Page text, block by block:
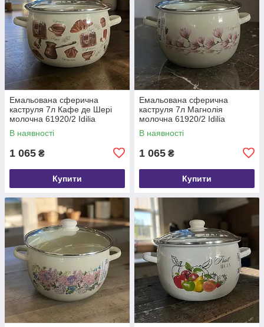
Емальована сферична
каструля 7л Кафе де Шері
молочна 61920/2 Idilia
В наявності
1 065 ₴
Купити
Емальована сферична
каструля 7л Магнолія
молочна 61920/2 Idilia
В наявності
1 065 ₴
Купити